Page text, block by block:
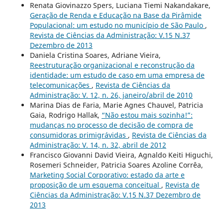
Renata Giovinazzo Spers, Luciana Tiemi Nakandakare,
Geração de Renda e Educação na Base da Pirâmide
Populacional: um estudo no município de São Paulo ,
Revista de Ciências da Administração: V.15 N.37
Dezembro de 2013
Daniela Cristina Soares, Adriane Vieira,
Reestruturação organizacional e reconstrução da
identidade: um estudo de caso em uma empresa de
telecomunicações , Revista de Ciências da
Administração: V. 12, n. 26, janeiro/abril de 2010
Marina Dias de Faria, Marie Agnes Chauvel, Patricia
Gaia, Rodrigo Hallak, “Não estou mais sozinha!”:
mudanças no processo de decisão de compra de
consumidoras primigrávidas , Revista de Ciências da
Administração: V. 14, n. 32, abril de 2012
Francisco Giovanni David Vieira, Agnaldo Keiti Higuchi,
Rosemeri Schneider, Patricia Soares Azoline Corrêa,
Marketing Social Corporativo: estado da arte e
proposição de um esquema conceitual , Revista de
Ciências da Administração: V.15 N.37 Dezembro de
2013